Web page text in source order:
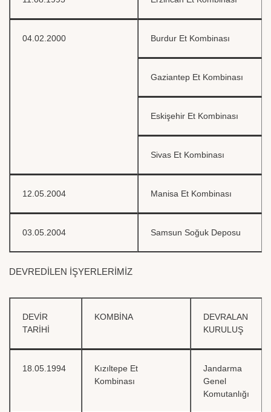
04.02.2000 Burdur Et Kombinası
Gaziantep Et Kombinası
Eskişehir Et Kombinası
Sivas Et Kombinası
12.05.2004 Manisa Et Kombinası
03.05.2004 Samsun Soğuk Deposu
DEVREDİLEN İŞYERLERİMİZ
DEVİR
TARİHİ
KOMBİNA
DEVRALAN
KURULUŞ
18.05.1994
Kızıltepe Et
Kombinası
Jandarma
Genel
Komutanlığı